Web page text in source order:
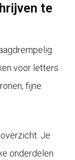
te
voor letters
fijne
Je
onderdelen